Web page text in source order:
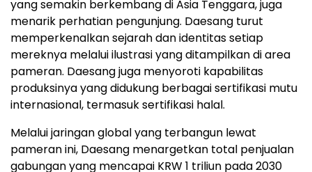
Produk lokal lainnya seperti Mamasuka GimBori,
menjawab segmen pasar single-person household
yang semakin berkembang di Asia Tenggara, juga
menarik perhatian pengunjung. Daesang turut
memperkenalkan sejarah dan identitas setiap
mereknya melalui ilustrasi yang ditampilkan di area
pameran. Daesang juga menyoroti kapabilitas
produksinya yang didukung berbagai sertifikasi mutu
internasional, termasuk sertifikasi halal.